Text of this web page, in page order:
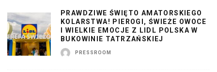
PRAWDZIWE ŚWIĘTO AMATORSKIEGO
KOLARSTWA! PIEROGI, ŚWIEŻE OWOCE
I WIELKIE EMOCJE Z LIDL POLSKA W
BUKOWINIE TATRZAŃSKIEJ
PRESSROOM